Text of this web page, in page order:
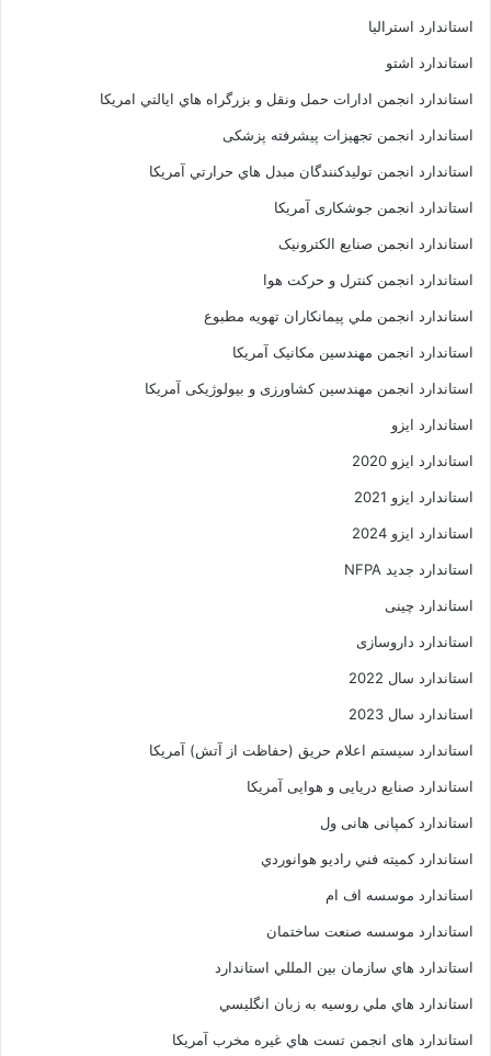
استاندارد استرالیا
استاندارد اشتو
استاندارد انجمن ادارات حمل ونقل و بزرگراه هاي ايالتي امريکا
استاندارد انجمن تجهیزات پیشرفته پزشکی
استاندارد انجمن توليدکنندگان مبدل هاي حرارتي آمريکا
استاندارد انجمن جوشکاری آمریکا
استاندارد انجمن صنايع الکترونيک
استاندارد انجمن کنترل و حرکت هوا
استاندارد انجمن ملي پيمانکاران تهويه مطبوع
استاندارد انجمن مهندسين مکانيک آمريکا
استاندارد انجمن مهندسین کشاورزی و بیولوژیکی آمریکا
استاندارد ایزو
استاندارد ایزو 2020
استاندارد ایزو 2021
استاندارد ایزو 2024
استاندارد جدید NFPA
استاندارد چینی
استاندارد داروسازی
استاندارد سال 2022
استاندارد سال 2023
استاندارد سیستم اعلام حریق (حفاظت از آتش) آمریکا
استاندارد صنایع دریایی و هوایی آمریکا
استاندارد کمپانی هانی ول
استاندارد کميته فني راديو هوانوردي
استاندارد موسسه اف ام
استاندارد موسسه صنعت ساختمان
استاندارد هاي سازمان بين المللي استاندارد
استاندارد هاي ملي روسيه به زبان انگليسي
استاندارد های انجمن تست هاي غيره مخرب آمريکا